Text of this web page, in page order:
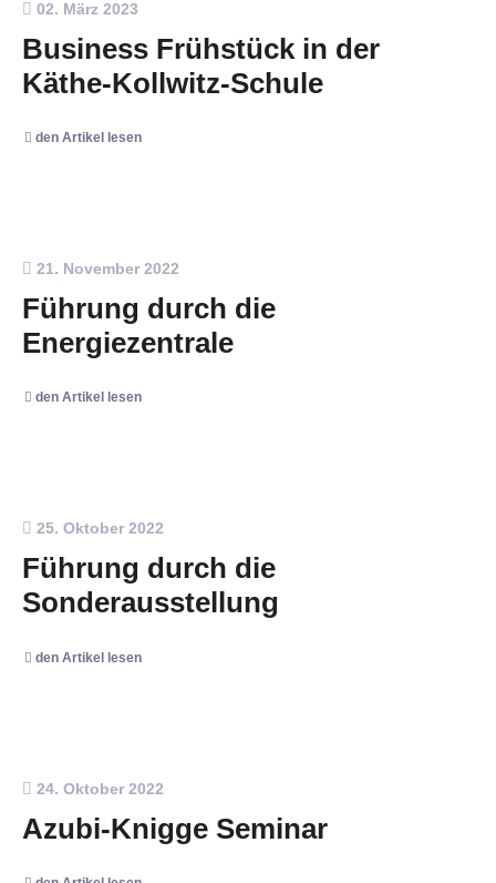
02. März 2023
Business Frühstück in der
Käthe-Kollwitz-Schule
den Artikel lesen
21. November 2022
Führung durch die
Energiezentrale
den Artikel lesen
25. Oktober 2022
Führung durch die
Sonderausstellung
den Artikel lesen
24. Oktober 2022
Azubi-Knigge Seminar